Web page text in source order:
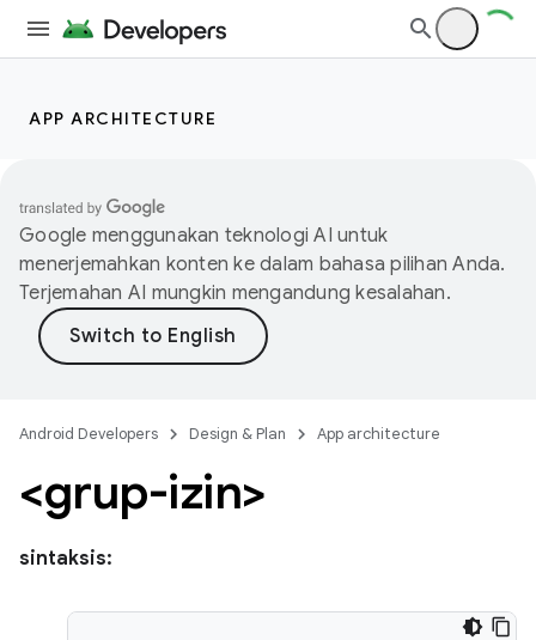
APP ARCHITECTURE
Google menggunakan teknologi AI untuk
menerjemahkan konten ke dalam bahasa pilihan Anda.
Terjemahan AI mungkin mengandung kesalahan.
Android Developers Design & Plan App architecture
<grup-izin>
sintaksis: